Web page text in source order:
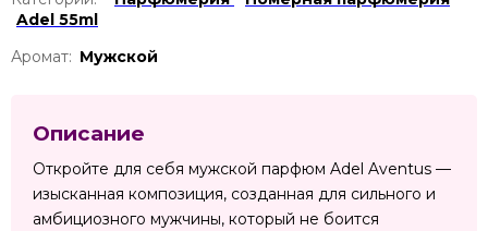
Adel 55ml
Аромат: Мужской
Описание
Откройте для себя мужской парфюм Adel Aventus —
изысканная композиция, созданная для сильного и
амбициозного мужчины, который не боится